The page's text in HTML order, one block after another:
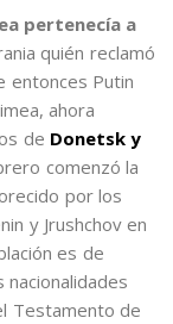
pertenecía a
quién reclamó
entonces Putin
ahora
de Donetsk y
comenzó la
por los
y Jrushchov en
es de
Testamento de